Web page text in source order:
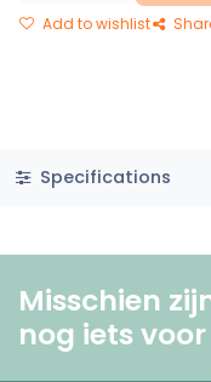
Add to wishlist
Specifications
Misschien
nog iets voor